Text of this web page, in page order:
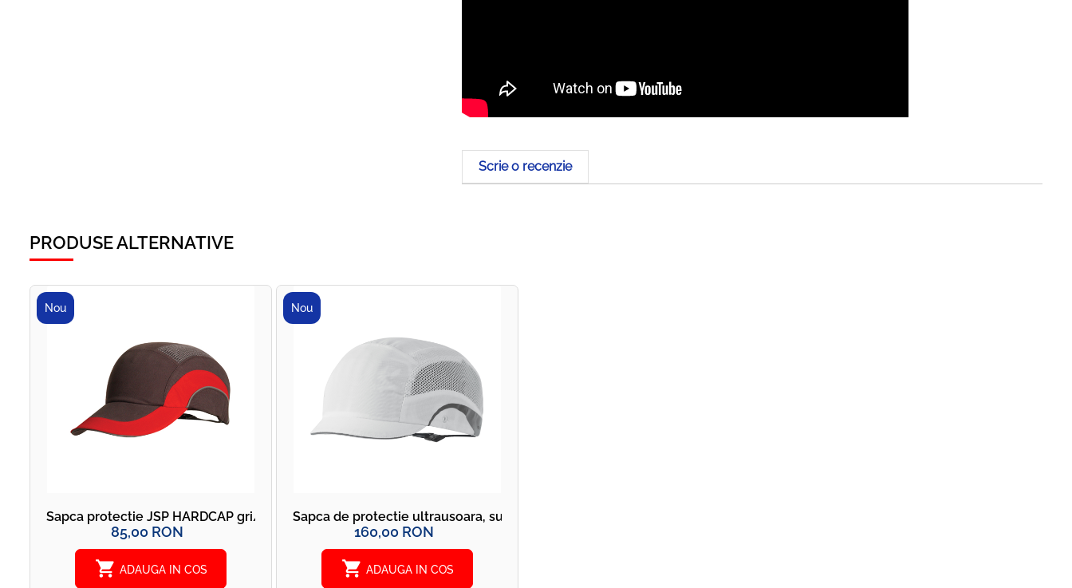
Scrie o recenzie
PRODUSE ALTERNATIVE
Nou
Sapca protectie JSP HARDCAP gri/rosu
85,00 RON
shopping_cart ADAUGA IN COS
Nou
Sapca de protectie ultrausoara, sub 135g JSP HardCap Aerolite alba
160,00 RON
shopping_cart ADAUGA IN COS